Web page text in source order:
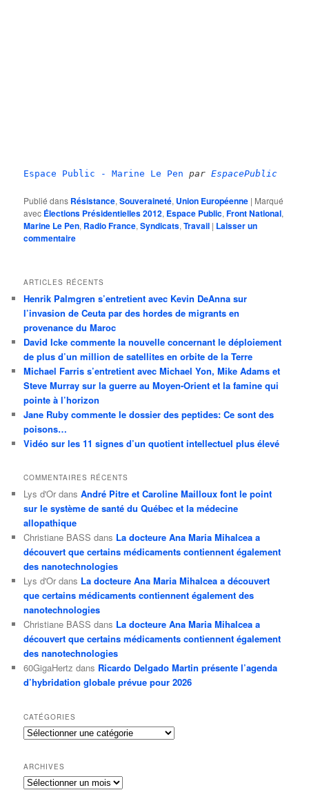
Espace Public - Marine Le Pen parEspacePublic
Publié dans Résistance,Souveraineté, Union Européenne | Marqué
avec Élections Présidentielles 2012, Espace Public,Front National,
Marine Le Pen, Radio France,Syndicats,Travail | Laisser un
commentaire
ARTICLES RÉCENTS
Henrik Palmgren s’entretient avec Kevin DeAnna sur
l’invasion de Ceuta par des hordes de migrants en
provenance du Maroc
David Icke commente la nouvelle concernant le déploiement
de plus d’un million de satellites en orbite de la Terre
Michael Farris s’entretient avec Michael Yon, Mike Adams et
Steve Murray sur la guerre au Moyen-Orient et la famine qui
pointe à l’horizon
Jane Ruby commente le dossier des peptides: Ce sont des
poisons…
Vidéo sur les 11 signes d’un quotient intellectuel plus élevé
COMMENTAIRES RÉCENTS
Lys d'Or dansAndré Pitre et Caroline Mailloux font le point
sur le système de santé du Québec et la médecine
allopathique
Christiane BASS dans La docteure Ana Maria Mihalcea a
découvert que certains médicaments contiennent également
des nanotechnologies
Lys d'Or dans La docteure Ana Maria Mihalcea a découvert
que certains médicaments contiennent également des
nanotechnologies
Christiane BASS dans La docteure Ana Maria Mihalcea a
découvert que certains médicaments contiennent également
des nanotechnologies
60GigaHertz dans Ricardo Delgado Martin présente l’agenda
d’hybridation globale prévue pour 2026
CATÉGORIES
Catégories
ARCHIVES
Archives